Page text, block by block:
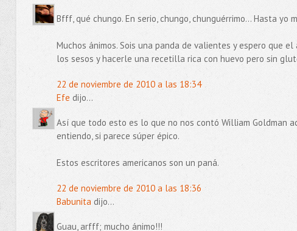
Bfff, qué chungo. En serio, chungo, chunguérrimo... Hasta yo
Muchos ánimos. Sois una panda de valientes y espero que
los sesos y hacerle una recetilla rica con huevo pero sin
22 de noviembre de 2010 a las 18:34
Efe dijo...
Así que todo esto es lo que no nos contó William Goldman
entiendo, si parece súper épico.
Estos escritores americanos son un paná.
22 de noviembre de 2010 a las 18:36
Babunitadijo...
Guau, arfff; mucho ánimo!!!